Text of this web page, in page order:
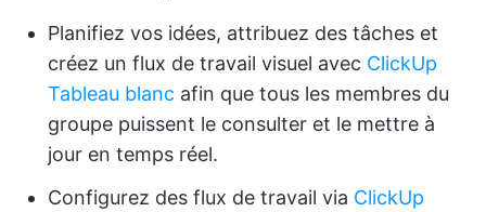
Planifiez vos idées, attribuez des tâches et
créez un flux de travail visuel avec ClickUp
Tableau blanc afin que tous les membres du
groupe puissent le consulter et le mettre à
jour en temps réel.
Configurez des flux de travail via ClickUp